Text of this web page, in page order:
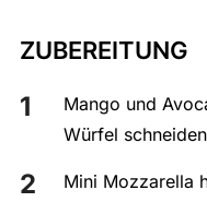
ZUBEREITUNG
Mango und
Würfel
Mini Mozzarella